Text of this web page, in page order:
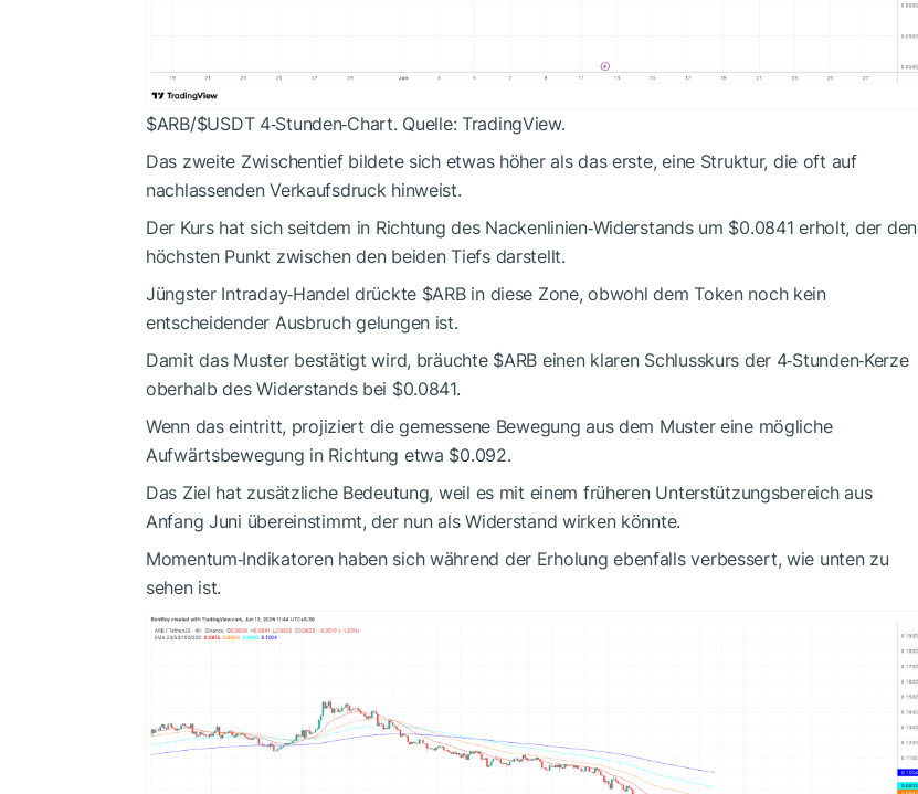
$ARB/$USDT4‑Stunden‑Chart. Quelle: TradingView.
Das zweite Zwischentief bildete sich etwas höher als das erste, eine Struktur, die oft auf
nachlassenden Verkaufsdruck hinweist.
Der Kurs hat sich seitdem in Richtung des Nackenlinien‑Widerstands um $0.0841 erholt, der den
höchsten Punkt zwischen den beiden Tiefs darstellt.
Jüngster Intraday‑Handel drückte $ARBin diese Zone, obwohl dem Token noch kein
entscheidender Ausbruch gelungen ist.
Damit das Muster bestätigt wird, bräuchte $ARB einen klaren Schlusskurs der 4‑Stunden‑Kerze
oberhalb des Widerstands bei $0.0841.
Wenn das eintritt, projiziert die gemessene Bewegung aus dem Muster eine mögliche
Aufwärtsbewegung in Richtung etwa $0.092.
Das Ziel hat zusätzliche Bedeutung, weil es mit einem früheren Unterstützungsbereich aus
Anfang Juni übereinstimmt, der nun als Widerstand wirken könnte.
Momentum‑Indikatoren haben sich während der Erholung ebenfalls verbessert, wie unten zu
sehen ist.